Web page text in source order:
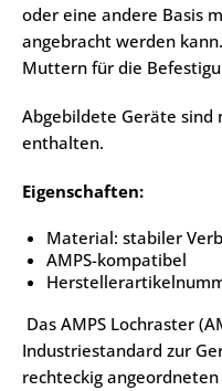
oder eine andere Basis
angebracht werden
Muttern für die
Abgebildete Geräte sind
enthalten.
Eigenschaften:
Material: stabiler
AMPS-kompatibel
Das AMPS Lochraster
Industriestandard zur
rechteckig